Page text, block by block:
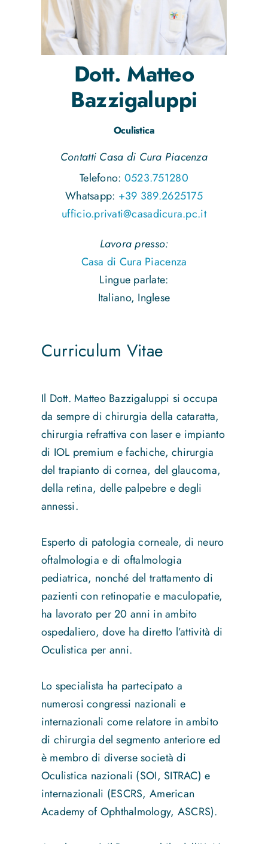
Dott. Matteo
Bazzigaluppi
Oculistica
Contatti Casa di Cura Piacenza
Telefono: 0523.751280
Whatsapp: +39 389.2625175
ufficio.privati@casadicura.pc.it
Lavora presso:
Casa di Cura Piacenza
Lingue parlate:
Italiano, Inglese
Curriculum Vitae
Il Dott. Matteo Bazzigaluppi si occupa
da sempre di chirurgia della cataratta,
chirurgia refrattiva con laser e impianto
di IOL premium e fachiche, chirurgia
del trapianto di cornea, del glaucoma,
della retina, delle palpebre e degli
annessi.
Esperto di patologia corneale, di neuro
oftalmologia e di oftalmologia
pediatrica, nonché del trattamento di
pazienti con retinopatie e maculopatie,
ha lavorato per 20 anni in ambito
ospedaliero, dove ha diretto l’attività di
Oculistica per anni.
Lo specialista ha partecipato a
numerosi congressi nazionali e
internazionali come relatore in ambito
di chirurgia del segmento anteriore ed
è membro di diverse società di
Oculistica nazionali (SOI, SITRAC) e
internazionali (ESCRS, American
Academy of Ophthalmology, ASCRS).